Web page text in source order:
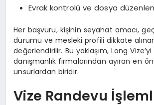
Evrak kontrolü ve dosya
Her başvuru, kişinin seyahat amacı,
durumu ve mesleki profili dikkate
değerlendirilir. Bu yaklaşım, Long
danışmanlık firmalarından ayıran en
unsurlardan biridir.
Vize Randevu